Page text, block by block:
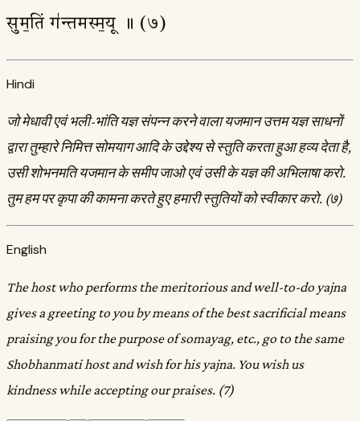
सुम॒तिं ग॑न्तमस्म॒यू ॥ (७)
Hindi
जो मेधावी एवं भली-भांति यज्ञ संपन्न करने वाला यजमान उत्तम यज्ञ साधनों
द्वारा तुम्हारे निमित्त सोमयाग आदि के उद्देश्य से स्तुति करता हुआ हव्य देता है,
उसी शोभनमति यजमान के समीप जाओ एवं उसी के यज्ञ की अभिलाषा करो.
तुम हम पर कृपा की कामना करते हुए हमारी स्तुतियों को स्वीकार करो. (७)
English
The host who performs the meritorious and well-to-do yajna
gives a greeting to you by means of the best sacrificial means
praising you for the purpose of somayag, etc., go to the same
Shobhanmati host and wish for his yajna. You wish us
kindness while accepting our praises. (7)